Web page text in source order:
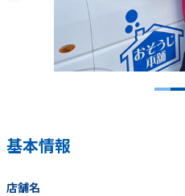
基本情報
店舗名